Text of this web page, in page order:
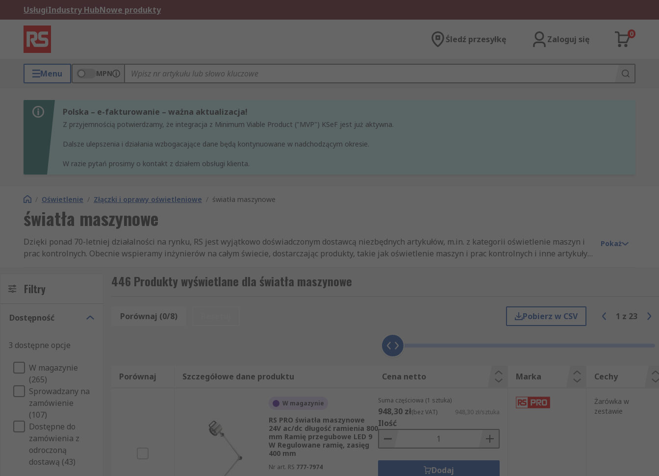
UsługiIndustry HubNowe produkty
Śledź przesyłkę Zaloguj się
0
Menu MPN
Polska – e-fakturowanie – ważna aktualizacja!
Z przyjemnością potwierdzamy, że integracja z Minimum Viable Product ("MVP") KSeF jest już aktywna.
Dalsze ulepszenia i działania wzbogacające dane będą kontynuowane w nadchodzącym okresie.
W razie pytań prosimy o kontakt z działem obsługi klienta.
/ Oświetlenie / Złączki i oprawy oświetleniowe / światła maszynowe
światła maszynowe
Dzięki ponad 70-letniej działalności na rynku, RS jest wyjątkowo doświadczonym dostawcą niezbędnych artykułów, m.in. z kategorii oświetlenie maszyn i
prac kontrolnych. Obecnie wspieramy inżynierów na całym świecie, dostarczając produkty, takie jak oświetlenie maszyn i prac kontrolnych i inne artykuły z
niezależnie od tego czy kupują akcesoria do naświetlaczy, czy grodziowe oprawy oświetleniowe i lampy bębnowe. Niezależnie od tego, czy kupują Państwo
produkty w dużych ilościach, czy tylko pojedyncze sztuki, oferujemy Państwu błyskawiczną dostawę tysięcy pozycji z naszej oferty. Oferujemy wyłącznie
zapewnienie Państwu najwyższej klasy produktów i usług.
Pokaż
Filtry
Dostępność
3 dostępne opcje
W magazynie
(265)
Sprowadzany na
zamówienie
(107)
Dostępne do
zamówienia z
odroczoną
dostawą (43)
446 Produkty wyświetlane dla światła maszynowe
Porównaj (0/8) Pobierz w CSV 1 z 23
Porównaj Szczegółowe dane produktu Cena netto Marka Cechy
W magazynie
RS PRO światła maszynowe
24V ac/dc długość ramienia 800
mm Ramię przegubowe LED 9
W Regulowane ramię, zasięg
400 mm
Nr art. RS 777-7974
Suma częściowa (1 sztuka)
948,30 zł(bez VAT) 948,30 zł/sztuka
Ilość
Dodaj
Żarówka w
zestawie